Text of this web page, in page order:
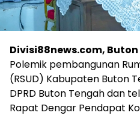
Divisi88news.com,
Polemik pembangunan
(RSUD) Kabupaten Buton
DPRD Buton Tengah dan
Rapat Dengar Pendapat